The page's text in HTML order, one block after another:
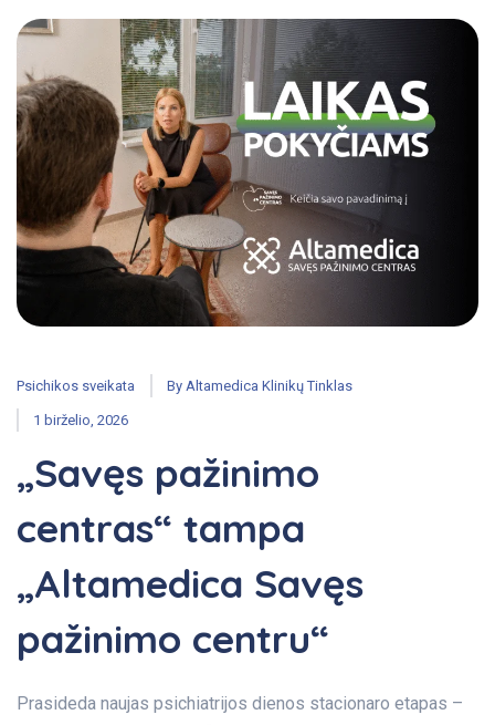
Psichikos sveikata By Altamedica Klinikų Tinklas
1 birželio, 2026
„Savęs pažinimo
centras“ tampa
„Altamedica Savęs
pažinimo centru“
Prasideda naujas psichiatrijos dienos stacionaro etapas –